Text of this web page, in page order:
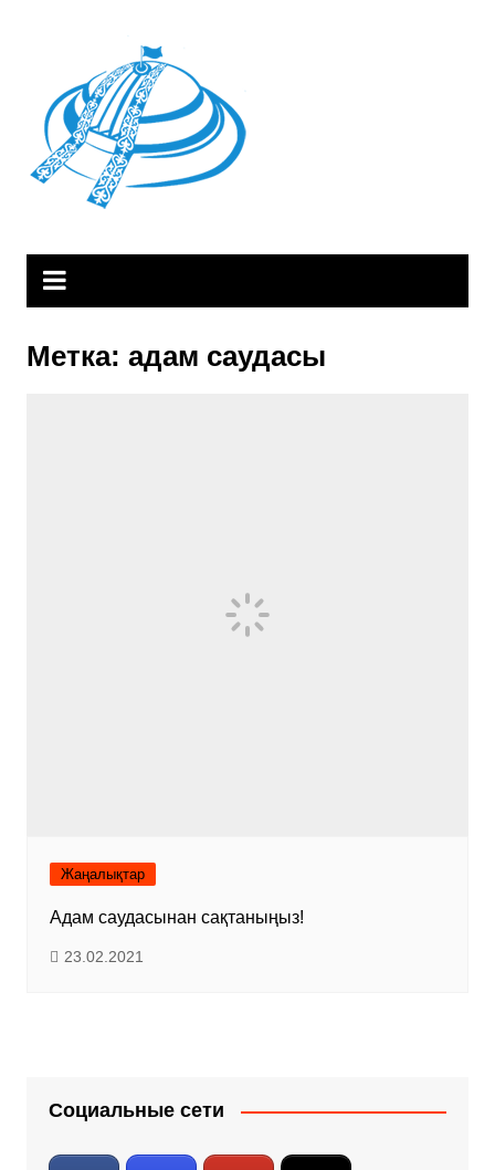
Метка: адам саудасы
Жаңалықтар
Адам саудасынан сақтаныңыз!
23.02.2021
Социальные сети